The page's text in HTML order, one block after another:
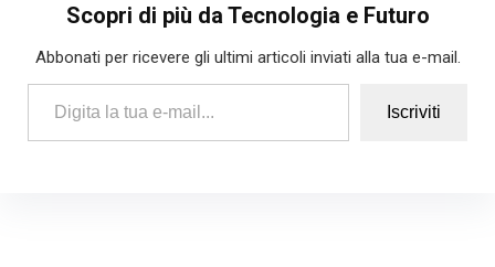
Scopri di più da Tecnologia e Futuro
Abbonati per ricevere gli ultimi articoli inviati alla tua e-mail.
Digita la tua e-mail...
Iscriviti